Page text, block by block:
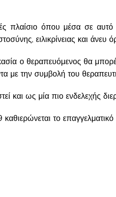
πλαίσιο όπου μέσα σε
ειλικρίνειας και
ο θεραπευόμενος θα
με την συμβολή του
και ως μία πιο ενδελεχής
το